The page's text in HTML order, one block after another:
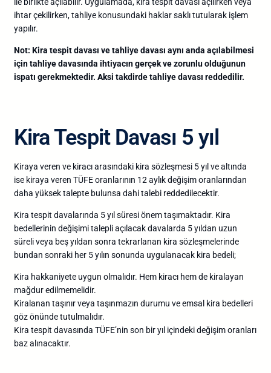
ihtar çekilirken, tahliye konusundaki haklar saklı tutularak işlem
yapılır.
Not: Kira tespit davası ve tahliye davası aynı anda açılabilmesi
için tahliye davasında ihtiyacın gerçek ve zorunlu olduğunun
ispatı gerekmektedir. Aksi takdirde tahliye davası reddedilir.
Kira Tespit Davası 5 yıl
Kiraya veren ve kiracı arasındaki kira sözleşmesi 5 yıl ve altında
ise kiraya veren TÜFE oranlarının 12 aylık değişim oranlarından
daha yüksek talepte bulunsa dahi talebi reddedilecektir.
Kira tespit davalarında 5 yıl süresi önem taşımaktadır. Kira
bedellerinin değişimi talepli açılacak davalarda 5 yıldan uzun
süreli veya beş yıldan sonra tekrarlanan kira sözleşmelerinde
bundan sonraki her 5 yılın sonunda uygulanacak kira bedeli;
Kira hakkaniyete uygun olmalıdır. Hem kiracı hem de kiralayan
mağdur edilmemelidir.
Kiralanan taşınır veya taşınmazın durumu ve emsal kira bedelleri
göz önünde tutulmalıdır.
Kira tespit davasında TÜFE’nin son bir yıl içindeki değişim oranları
baz alınacaktır.